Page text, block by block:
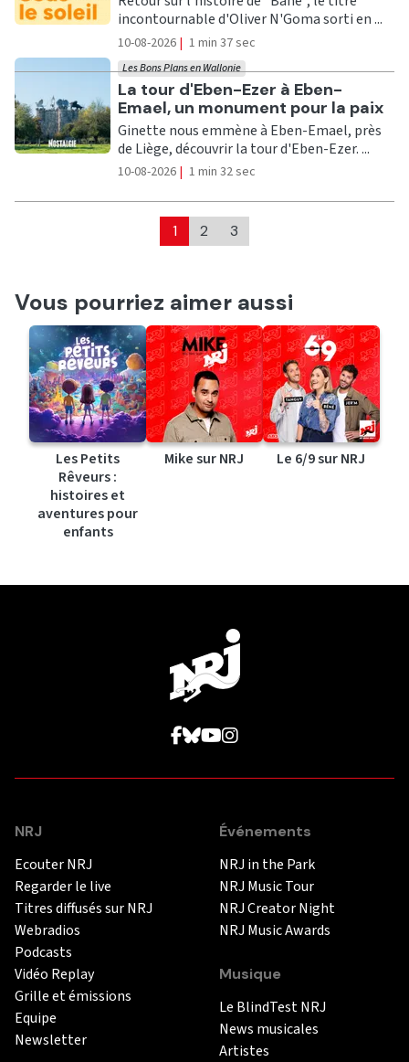
incontournable d'Oliver N'Goma sorti en ...
10-08-2026 | 1 min 37 sec
Ecouter
La tour d'Eben-Ezer à Eben-
Emael, un monument pour la paix
Les Bons Plans en Wallonie
Ginette nous emmène à Eben-Emael, près
de Liège, découvrir la tour d'Eben-Ezer. ...
10-08-2026 | 1 min 32 sec
1 2 3
Vous pourriez aimer aussi
Les Petits
Rêveurs :
histoires et
aventures pour
enfants
Mike sur NRJ Le 6/9 sur NRJ
NRJ
Ecouter NRJ
Regarder le live
Titres diffusés sur NRJ
Webradios
Podcasts
Vidéo Replay
Grille et émissions
Equipe
Newsletter
Événements
NRJ in the Park
NRJ Music Tour
NRJ Creator Night
NRJ Music Awards
Musique
Le BlindTest NRJ
News musicales
Artistes